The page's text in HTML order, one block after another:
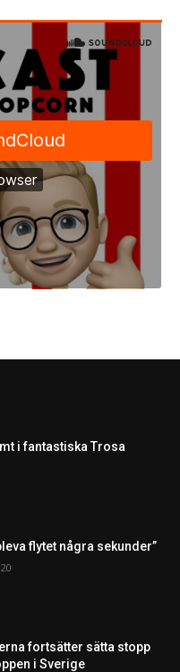
i fantastiska Trosa
flytet några sekunder”
fortsätter sätta stopp
i Sverige